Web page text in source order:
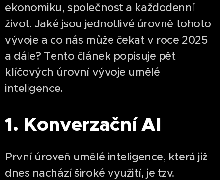
ekonomiku, společnost a každodenní
život. Jaké jsou jednotlivé úrovně tohoto
vývoje a co nás může čekat v roce 2025
a dále? Tento článek popisuje pět
klíčových úrovní vývoje umělé
inteligence.
1. Konverzační AI
První úroveň umělé inteligence, která již
dnes nachází široké využití, je tzv.